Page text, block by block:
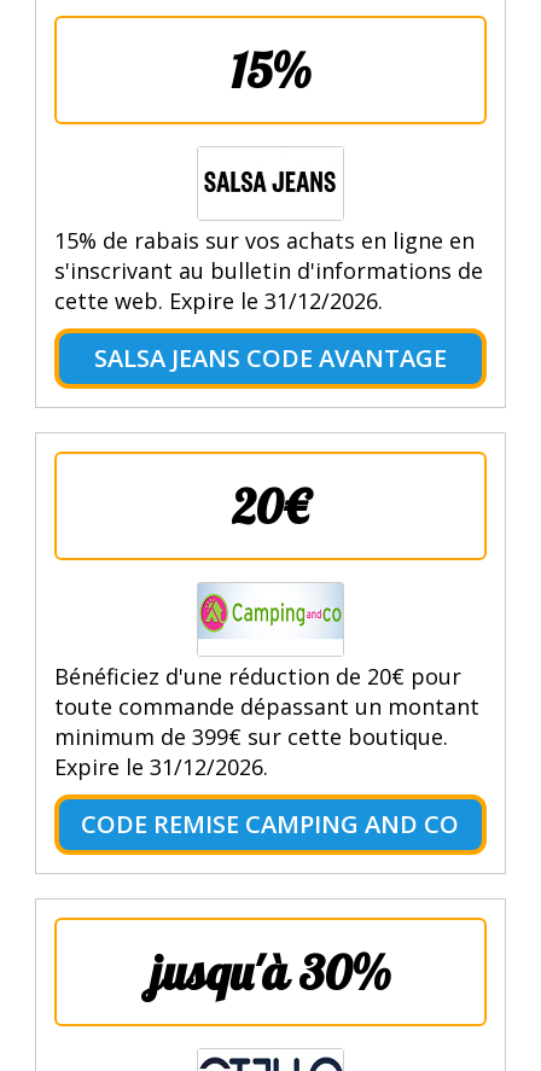
15%
15% de rabais sur vos achats en ligne en
s'inscrivant au bulletin d'informations de
cette web. Expire le 31/12/2026.
SALSA JEANS CODE AVANTAGE
20€
Bénéficiez d'une réduction de 20€ pour
toute commande dépassant un montant
minimum de 399€ sur cette boutique.
Expire le 31/12/2026.
CODE REMISE CAMPING AND CO
jusqu'à 30%